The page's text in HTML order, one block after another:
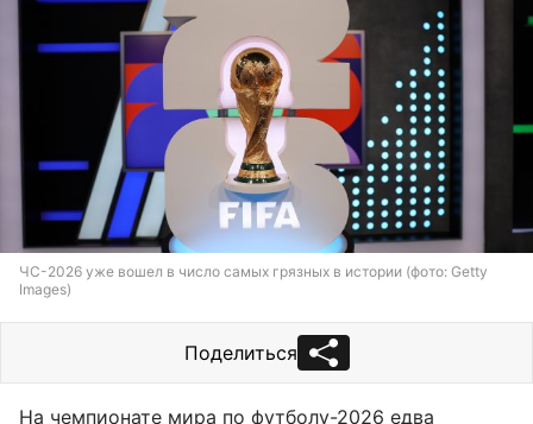
ЧС-2026 уже вошел в число самых грязных в истории (фото: Getty
Images)
Поделиться
На чемпионате мира по футболу-2026 едва